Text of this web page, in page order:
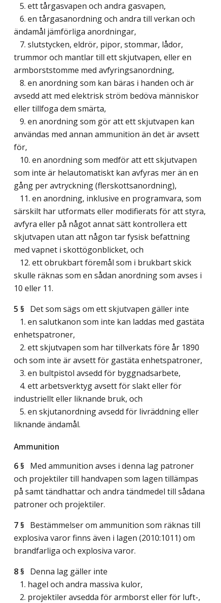
5. ett tårgasvapen och andra gasvapen,
6. en tårgasanordning och andra till verkan och
ändamål jämförliga anordningar,
7. slutstycken, eldrör, pipor, stommar, lådor,
trummor och mantlar till ett skjutvapen, eller en
armborststomme med avfyringsanordning,
8. en anordning som kan bäras i handen och är
avsedd att med elektrisk ström bedöva människor
eller tillfoga dem smärta,
9. en anordning som gör att ett skjutvapen kan
användas med annan ammunition än det är avsett
för,
10. en anordning som medför att ett skjutvapen
som inte är helautomatiskt kan avfyras mer än en
gång per avtryckning (flerskottsanordning),
11. en anordning, inklusive en programvara, som
särskilt har utformats eller modifierats för att styra,
avfyra eller på något annat sätt kontrollera ett
skjutvapen utan att någon tar fysisk befattning
med vapnet i skottögonblicket, och
12. ett obrukbart föremål som i brukbart skick
skulle räknas som en sådan anordning som avses i
10 eller 11.
5 § Det som sägs om ett skjutvapen gäller inte
1. en salutkanon som inte kan laddas med gastäta
enhetspatroner,
2. ett skjutvapen som har tillverkats före år 1890
och som inte är avsett för gastäta enhetspatroner,
3. en bultpistol avsedd för byggnadsarbete,
4. ett arbetsverktyg avsett för slakt eller för
industriellt eller liknande bruk, och
5. en skjutanordning avsedd för livräddning eller
liknande ändamål.
Ammunition
6 § Med ammunition avses i denna lag patroner
och projektiler till handvapen som lagen tillämpas
på samt tändhattar och andra tändmedel till sådana
patroner och projektiler.
7 § Bestämmelser om ammunition som räknas till
explosiva varor finns även i lagen (2010:1011) om
brandfarliga och explosiva varor.
8 § Denna lag gäller inte
1. hagel och andra massiva kulor,
2. projektiler avsedda för armborst eller för luft-,